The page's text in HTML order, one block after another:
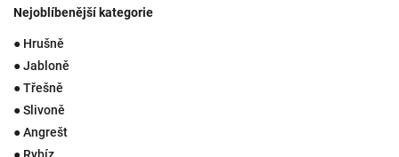
Nejoblíbenější kategorie
● Hrušně
● Jabloně
● Třešně
● Slivoně
● Angrešt
● Rybíz